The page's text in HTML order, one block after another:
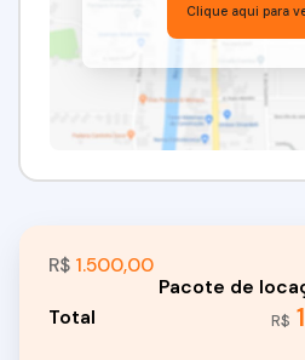
Clique aqui para
R$
R$ 1.500,00